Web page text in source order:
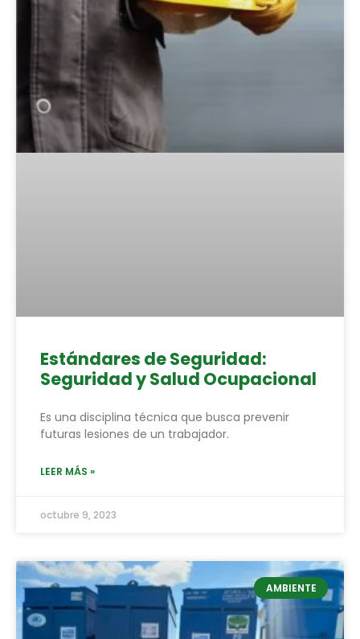
Estándares de Seguridad:
Seguridad y Salud Ocupacional
Es una disciplina técnica que busca prevenir
futuras lesiones de un trabajador.
LEER MÁS »
octubre 9, 2023
AMBIENTE